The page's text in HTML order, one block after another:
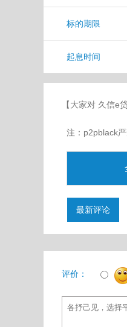
标的期限
起息时间
【大家对 久信e
注：p2pblack
最新评论
评价：